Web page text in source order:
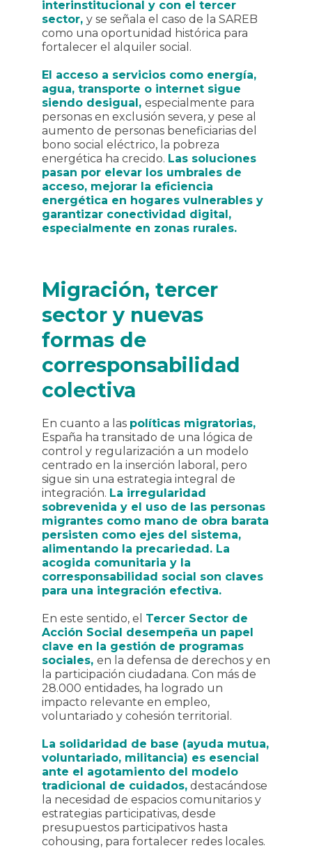
interinstitucional y con el tercer
sector, y se señala el caso de la SAREB
como una oportunidad histórica para
fortalecer el alquiler social.
El acceso a servicios como energía,
agua, transporte o internet sigue
siendo desigual, especialmente para
personas en exclusión severa, y pese al
aumento de personas beneficiarias del
bono social eléctrico, la pobreza
energética ha crecido. Las soluciones
pasan por elevar los umbrales de
acceso, mejorar la eficiencia
energética en hogares vulnerables y
garantizar conectividad digital,
especialmente en zonas rurales.
Migración, tercer
sector y nuevas
formas de
corresponsabilidad
colectiva
En cuanto a las políticas migratorias,
España ha transitado de una lógica de
control y regularización a un modelo
centrado en la inserción laboral, pero
sigue sin una estrategia integral de
integración. La irregularidad
sobrevenida y el uso de las personas
migrantes como mano de obra barata
persisten como ejes del sistema,
alimentando la precariedad. La
acogida comunitaria y la
corresponsabilidad social son claves
para una integración efectiva.
En este sentido, el Tercer Sector de
Acción Social desempeña un papel
clave en la gestión de programas
sociales, en la defensa de derechos y en
la participación ciudadana. Con más de
28.000 entidades, ha logrado un
impacto relevante en empleo,
voluntariado y cohesión territorial.
La solidaridad de base (ayuda mutua,
voluntariado, militancia) es esencial
ante el agotamiento del modelo
tradicional de cuidados, destacándose
la necesidad de espacios comunitarios y
estrategias participativas, desde
presupuestos participativos hasta
cohousing, para fortalecer redes locales.